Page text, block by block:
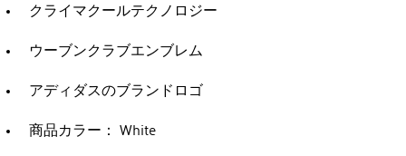
クライマクールテクノロジー
ウーブンクラブエンブレム
アディダスのブランドロゴ
商品カラー： White